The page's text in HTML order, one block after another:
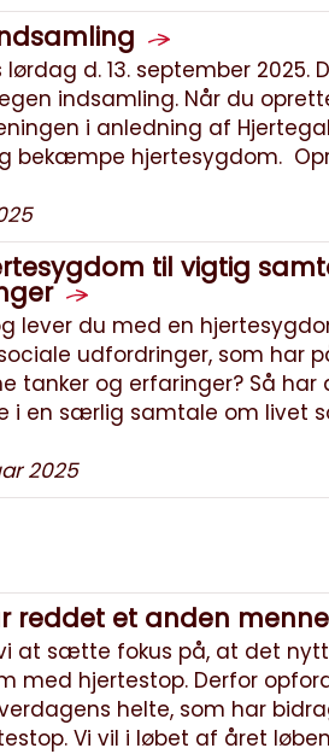
d. 13. september 2025.
indsamling. Når du
i anledning af
bekæmpe hjertesygdom.
til vigtig
lever du med en
udfordringer, som har
tanker og erfaringer? Så har
i en særlig samtale om livet
2025
reddet et anden
vi at sætte fokus på, at det
med hjertestop. Derfor
helte, som har
Vi vil i løbet af året